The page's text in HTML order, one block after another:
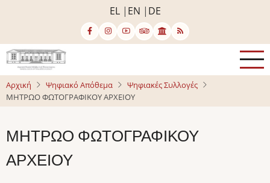
κυρίως
περιεχόμενο
EL EN DE
Αρχική Ψηφιακό Απόθεμα
Ψηφιακές Συλλογές
ΜΗΤΡΩΟ ΦΩΤΟΓΡΑΦΙΚΟΥ ΑΡΧΕΙΟΥ
ΜΗΤΡΩΟ ΦΩΤΟΓΡΑΦΙΚΟΥ
ΑΡΧΕΙΟΥ